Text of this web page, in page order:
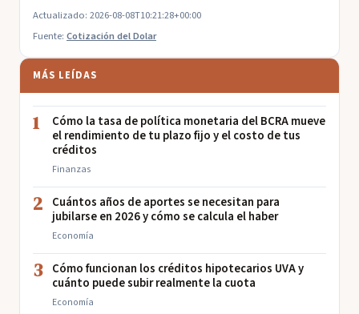
Actualizado: 2026-08-08T10:21:28+00:00
Fuente: Cotización del Dolar
MÁS LEÍDAS
1
Cómo la tasa de política monetaria del BCRA mueve
el rendimiento de tu plazo fijo y el costo de tus
créditos
Finanzas
2
Cuántos años de aportes se necesitan para
jubilarse en 2026 y cómo se calcula el haber
Economía
3
Cómo funcionan los créditos hipotecarios UVA y
cuánto puede subir realmente la cuota
Economía